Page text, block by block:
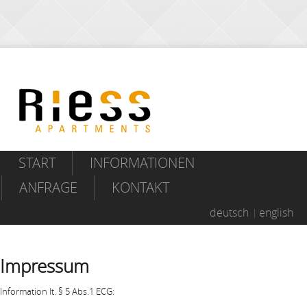
START
INFORMATIONEN
ANFRAGE
KONTAKT
deutsch english
Impressum
Information lt. § 5 Abs.1 ECG: